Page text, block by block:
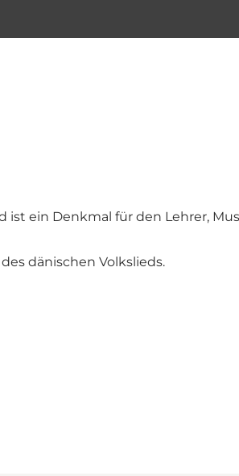
ein Denkmal für den Lehrer,
dänischen Volkslieds.